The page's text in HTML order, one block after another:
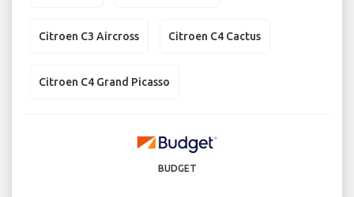
Citroen C3 Aircross Citroen C4 Cactus
Citroen C4 Grand Picasso
BUDGET